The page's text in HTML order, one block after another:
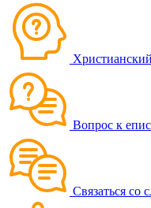
Вопрос к
Связаться со